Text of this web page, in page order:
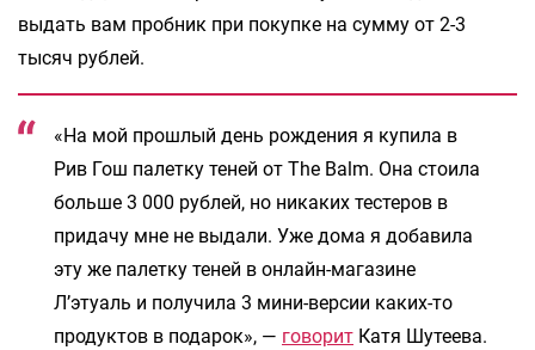
выдать вам пробник при покупке на сумму от 2-3
тысяч рублей.
«На мой прошлый день рождения я купила в
Рив Гош палетку теней от The Balm. Она стоила
больше 3 000 рублей, но никаких тестеров в
придачу мне не выдали. Уже дома я добавила
эту же палетку теней в онлайн-магазине
Л’этуаль и получила 3 мини-версии каких-то
продуктов в подарок», — говорит Катя Шутеева.